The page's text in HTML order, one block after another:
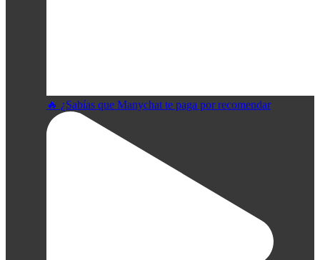
🔥 ¿Sabías que Manychat te paga por recomendar